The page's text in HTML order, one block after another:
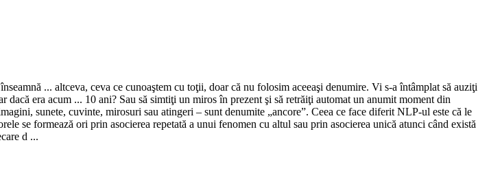
... altceva, ceva ce cunoaştem cu toţii, doar că nu folosim aceeaşi denumire. Vi s-a întâmplat să auziţi
dacă era acum ... 10 ani? Sau să simtiţi un miros în prezent şi să retrăiţi automat un anumit moment din
sunete, cuvinte, mirosuri sau atingeri – sunt denumite „ancore”. Ceea ce face diferit NLP-ul este că le
se formează ori prin asocierea repetată a unui fenomen cu altul sau prin asocierea unică atunci când există
d ...